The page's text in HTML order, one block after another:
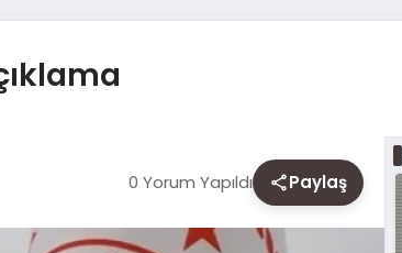
0 Yorum Yapıldı Paylaş